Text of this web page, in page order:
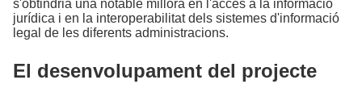
s'obtindria una notable millora en l'accés a la informació
jurídica i en la interoperabilitat dels sistemes d'informació
legal de les diferents administracions.
El desenvolupament del projecte